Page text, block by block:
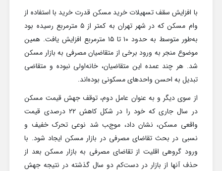
با افزایش سقف تسهیلات خرید مسکن قدرت خرید با استفاده از
وام مسکن که در شهر تهران به کمتر از ۵ مترمربع رسیده بود
به‌طور متوسط به حدود ۱۰ تا ۱۵ مترمربع افزایش یافت. همین
موضوع منجر به ورود برخی از متقاضیان مصرفی به بازار مسکن
شد. هر چند عمده این متقاضیان، خانه‌اولی نبوده و متقاضی
تبدیل به احسن واحدهای مسکونی بوده‌اند.
از سوی دیگر و به عنوان عامل دوم، توقف جهش قیمت مسکن
در سال جاری که خود را در شکل کاهش ۲۲ درصدی قیمت
واقعی مسکن، نشان داد، موجب شد نوعی تحرک خفیف و
نسبی در بحث تقاضای مصرفی در بازار مسکن ایجاد شود. با
ورود گروهی اقلیت از تقاضای مصرفی به بازار مسکن بعد از
حذف آنها از بازار در دست‌کم دو سال گذشته در نتیجه جهش